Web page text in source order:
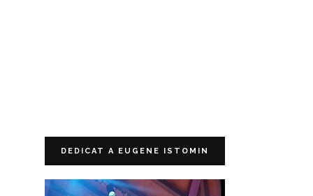
DEDICAT A EUGENE ISTOMIN